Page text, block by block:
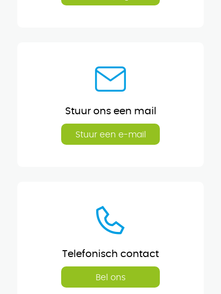
Stuur ons een mail
Stuur een e-mail
Telefonisch contact
Bel ons